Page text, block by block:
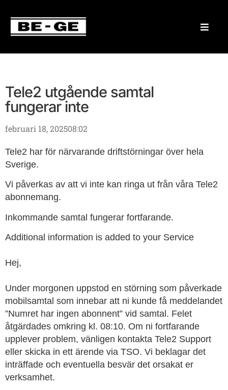
Tele2 utgående samtal
fungerar inte
februari 18, 202508:02
Tele2 har för närvarande driftstörningar över hela
Sverige.
Vi påverkas av att vi inte kan ringa ut från våra Tele2
abonnemang.
Inkommande samtal fungerar fortfarande.
Additional information is added to your Service
Hej,
Under morgonen uppstod en störning som påverkade
mobilsamtal som innebar att ni kunde få meddelandet
”Numret har ingen abonnent” vid samtal. Felet
åtgärdades omkring kl. 08:10. Om ni fortfarande
upplever problem, vänligen kontakta Tele2 Support
eller skicka in ett ärende via TSO. Vi beklagar det
inträffade och eventuella besvär det orsakat er
verksamhet.